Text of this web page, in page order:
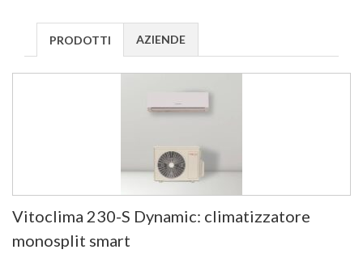
PRODOTTI AZIENDE
Vitoclima 230-S Dynamic: climatizzatore
monosplit smart